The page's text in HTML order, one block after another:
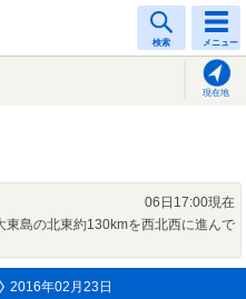
検索 メニュー
現在地
06日17:00現在
東島の北東約130kmを西北西に進んで
2016年02月23日